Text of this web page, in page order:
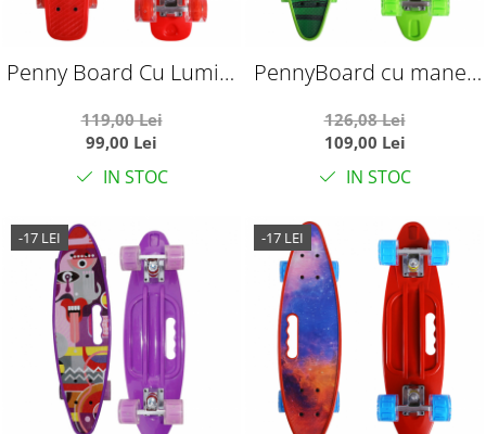
Penny Board Cu Lumini
119,00 Lei
99,00 Lei
IN STOC
PennyBoard cu maner
Verde
126,08 Lei
109,00 Lei
IN STOC
-17 LEI -17 LEI